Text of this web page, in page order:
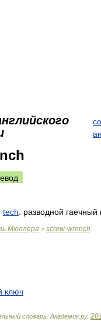
tech . разводной гаечный
Мюллера > screw-wrench
ключ
словарь Академик.ру.